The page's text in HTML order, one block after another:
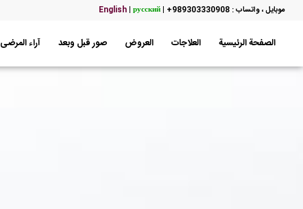
موبایل ، واتساب : 989303330908+ |
English|русский
الصفحة الرئيسية العلاجات العروض صور قبل وبعد آراء المرضى